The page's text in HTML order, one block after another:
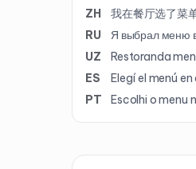
ZH
我在餐厅选了菜单
RU
Я выбрал меню
UZ
Restoranda
ES
Elegí el menú
PT
Escolhi o menu